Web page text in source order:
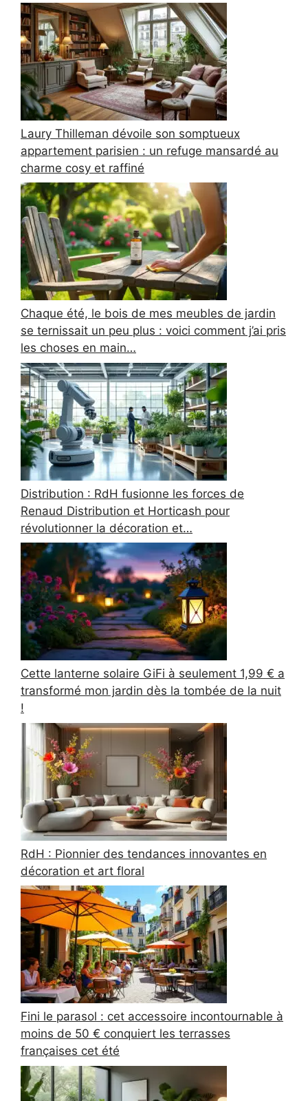
Laury Thilleman dévoile son somptueux
appartement parisien : un refuge mansardé au
charme cosy et raffiné
Chaque été, le bois de mes meubles de jardin
se ternissait un peu plus : voici comment j’ai pris
les choses en main…
Distribution : RdH fusionne les forces de
Renaud Distribution et Horticash pour
révolutionner la décoration et…
Cette lanterne solaire GiFi à seulement 1,99 € a
transformé mon jardin dès la tombée de la nuit
!
RdH : Pionnier des tendances innovantes en
décoration et art floral
Fini le parasol : cet accessoire incontournable à
moins de 50 € conquiert les terrasses
françaises cet été